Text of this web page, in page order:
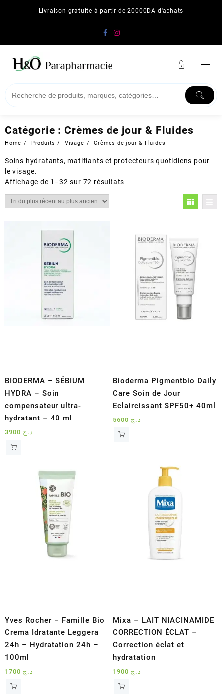
Livraison gratuite à partir de 20000DA d'achats
Catégorie : Crèmes de jour & Fluides
Home Produits Visage Crèmes de jour & Fluides
Soins hydratants, matifiants et protecteurs quotidiens pour
le visage.
Affichage de 1–32 sur 72 résultats
plus
ancien
BIODERMA – SÉBIUM
HYDRA – Soin
compensateur ultra-
hydratant – 40 ml
د.ج
Bioderma Pigmentbio Daily
Care Soin de Jour
Eclaircissant SPF50+ 40ml
د.ج
Yves Rocher – Famille Bio
Crema Idratante Leggera
24h – Hydratation 24h –
100ml
د.ج
Mixa – LAIT NIACINAMIDE
CORRECTION ÉCLAT –
Correction éclat et
hydratation
د.ج